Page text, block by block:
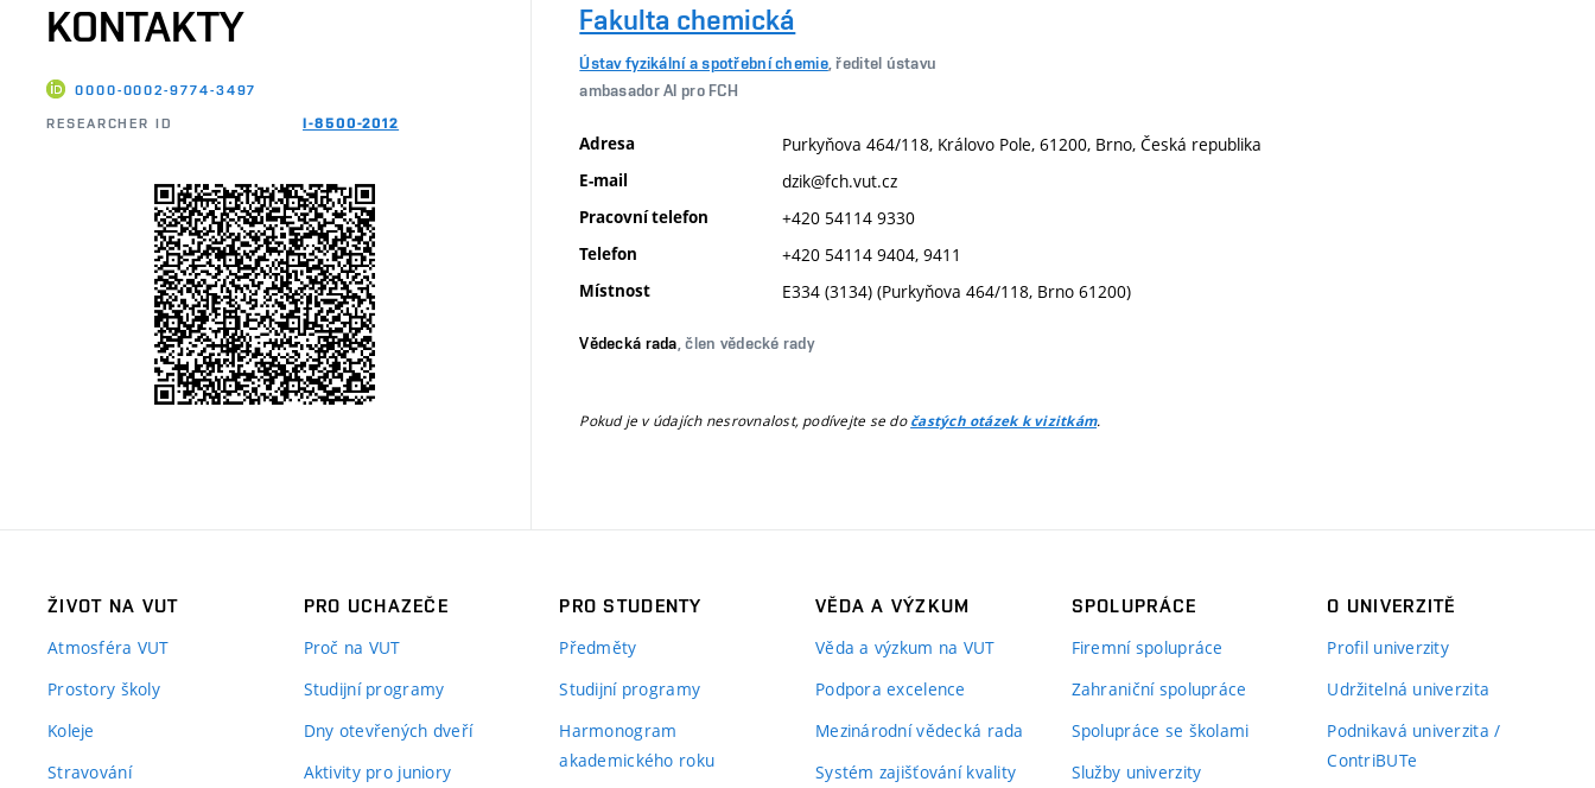
KONTAKTY
0000-0002-9774-3497
RESEARCHER ID I-8500-2012
Fakulta chemická
Ústav fyzikální a spotřební chemie, ředitel ústavu
ambasador AI pro FCH
Adresa Purkyňova 464/118, Královo Pole, 61200, Brno, Česká republika
E-mail dzik@fch.vut.cz
Pracovní telefon +420 54114 9330
Telefon +420 54114 9404, 9411
Místnost E334 (3134) (Purkyňova 464/118, Brno 61200)
Vědecká rada , člen vědecké rady
Pokud je v údajích nesrovnalost, podívejte se dočastých otázek k vizitkám.
ŽIVOT NA VUT
Atmosféra VUT
Prostory školy
Koleje
Stravování
PRO UCHAZEČE
Proč na VUT
Studijní programy
Dny otevřených dveří
Aktivity pro juniory
PRO STUDENTY
Předměty
Studijní programy
Harmonogram
akademického roku
VĚDA A VÝZKUM
Věda a výzkum na VUT
Podpora excelence
Mezinárodní vědecká rada
Systém zajišťování kvality
SPOLUPRÁCE
Firemní spolupráce
Zahraniční spolupráce
Spolupráce se školami
Služby univerzity
O UNIVERZITĚ
Profil univerzity
Udržitelná univerzita
Podnikavá univerzita /
ContriBUTe